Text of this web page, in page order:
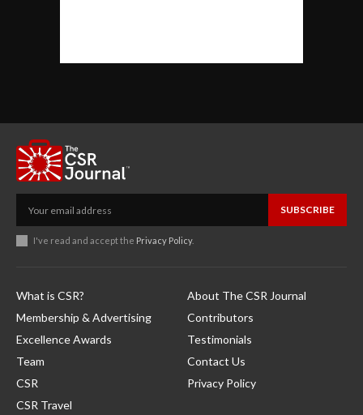
SUBSCRIBE
I've read and accept the Privacy Policy.
What is CSR?
Membership & Advertising
Excellence Awards
Team
CSR
CSR Travel
About The CSR Journal
Contributors
Testimonials
Contact Us
Privacy Policy